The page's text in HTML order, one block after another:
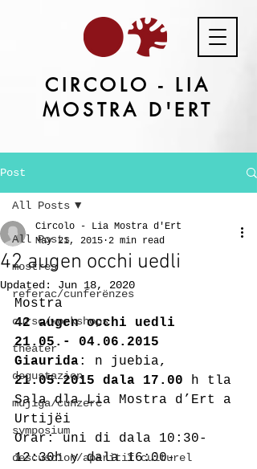
CIRCOLO - LIA
MOSTRA D'ERT
Post
All Posts
mostres
referac/cunferënzes
cursc/workshops
theater
degustazion
mujiga/cunzerc
symposium
descuscion/aperitif culturel
All Posts
42 augen occhi uedli
Circolo - Lia Mostra d'Ert
May 21, 2015 2 min read
Updated: Jun 18, 2020
Mostra
42 augen occhi uedli
21.05.- 04.06.2015
Giaurida: n juebia,
21.05.2015 dala 17.00 h tla
Sala dla Lia Mostra d’Ert a
Urtijëi
Orar: uni di dala 10:30-
12:30h y dala 16:00-